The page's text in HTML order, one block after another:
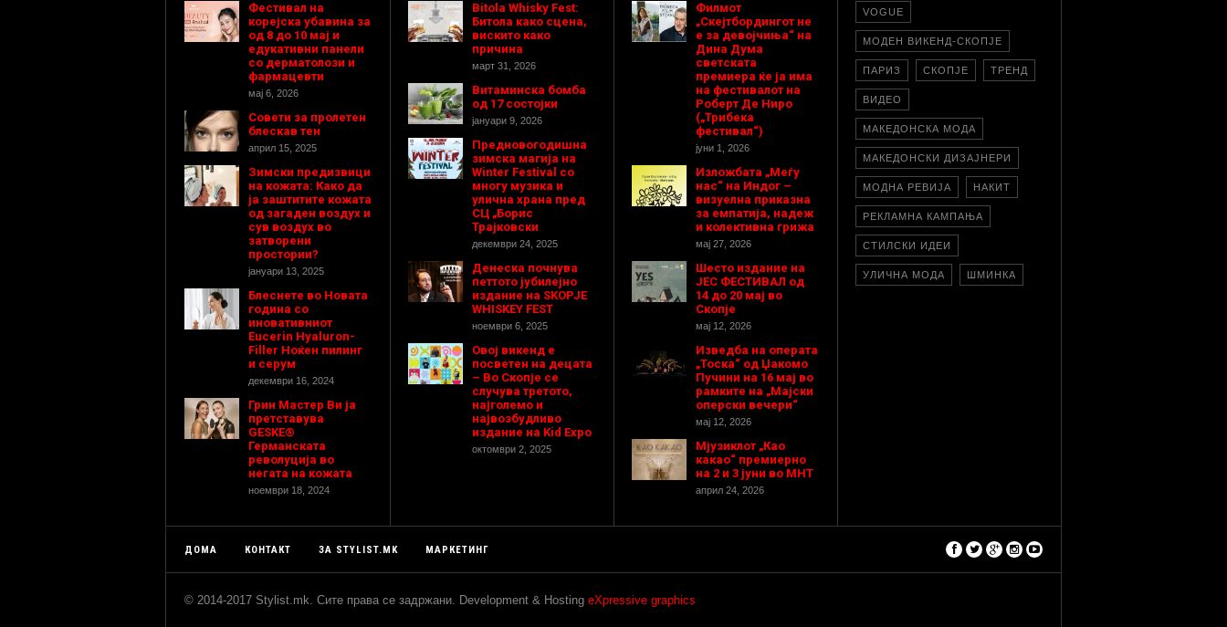
Фестивал на
корејска убавина за
од 8 до 10 мај и
едукативни панели
со дерматолози и
фармацевти
мај 6, 2026
Совети за пролетен
блескав тен
април 15, 2025
Зимски предизвици
на кожата: Како да
ја заштитите кожата
од загаден воздух и
сув воздух во
затворени
простории?
јануари 13, 2025
Блеснете во Новата
година со
иновативниот
Eucerin Hyaluron-
Filler Ноќен пилинг
и серум
декември 16, 2024
Грин Мастер Ви ја
претставува
GESKE®
Германската
револуција во
негата на кожата
ноември 18, 2024
Bitola Whisky Fest:
Битола како сцена,
вискито како
причина
март 31, 2026
Витаминска бомба
од 17 состојки
јануари 9, 2026
Предновогодишнa
зимска магија на
Winter Festival со
многу музика и
улична храна пред
СЦ „Борис
Трајковски
декември 24, 2025
Денеска почнува
петтото јубилејно
издание на SKOPJE
WHISKEY FEST
ноември 6, 2025
Овој викенд е
посветен на децата
– Во Скопје се
случува третото,
најголемо и
највозбудливо
издание на Kid Expo
октомври 2, 2025
Филмот
„Скејтбордингот не
е за девојчиња“ на
Дина Дума
светската
премиера ќе ја има
на фестивалот на
Роберт Де Ниро
(„Трибека
фестивал“)
јуни 1, 2026
Изложбата „Меѓу
нас“ на Индог –
визуелна приказна
за емпатија, надеж
и колективна грижа
мај 27, 2026
Шесто издание на
ЈЕС ФЕСТИВАЛ од
14 до 20 мај во
Скопје
мај 12, 2026
Изведба на операта
„Тоска“ од Џакомо
Пучини на 16 мај во
рамките на „Мајски
оперски вечери“
мај 12, 2026
Мјузиклот „Као
какао“ премиерно
на 2 и 3 јуни во МНТ
април 24, 2026
VOGUE
МОДЕН ВИКЕНД-СКОПЈЕ
ПАРИЗ СКОПЈЕ ТРЕНД
ВИДЕО
МАКЕДОНСКА МОДА
МАКЕДОНСКИ ДИЗАЈНЕРИ
МОДНА РЕВИЈА НАКИТ
РЕКЛАМНА КАМПАЊА
СТИЛСКИ ИДЕИ
УЛИЧНА МОДА ШМИНКА
ДОМА КОНТАКТ ЗА STYLIST.MK МАРКЕТИНГ
© 2014-2017 Stylist.mk. Сите права се задржани. Development & Hosting eXpressive graphics